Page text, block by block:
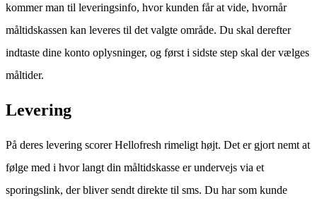
kommer man til leveringsinfo, hvor kunden får at vide, hvornår
måltidskassen kan leveres til det valgte område. Du skal derefter
indtaste dine konto oplysninger, og først i sidste step skal der vælges
måltider.
Levering
På deres levering scorer Hellofresh rimeligt højt. Det er gjort nemt at
følge med i hvor langt din måltidskasse er undervejs via et
sporingslink, der bliver sendt direkte til sms. Du har som kunde